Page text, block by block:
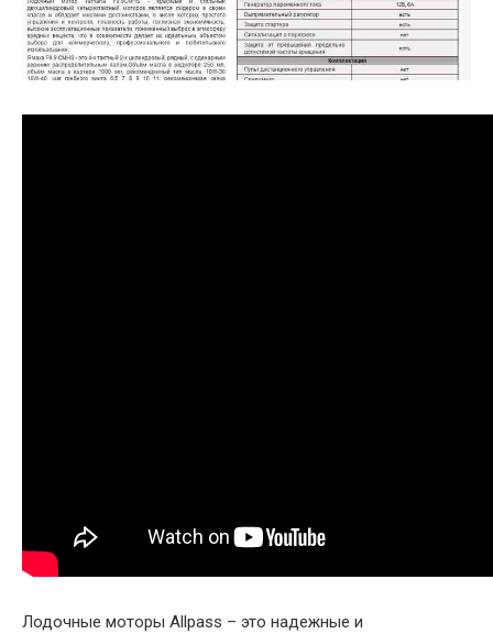
Лодочные моторы Allpass – это надежные и